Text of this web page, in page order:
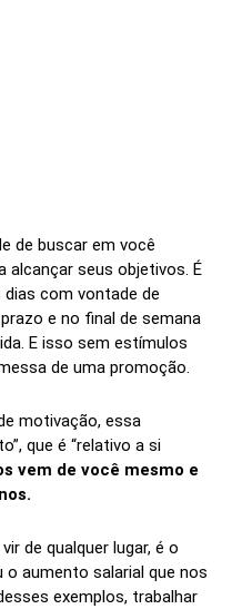
de buscar em você
seus objetivos. É
com vontade de
e no final de semana
E isso sem estímulos
de uma promoção.
motivação, essa
que é “relativo a si
vem de você mesmo e
de qualquer lugar, é o
o aumento salarial que nos
exemplos, trabalhar